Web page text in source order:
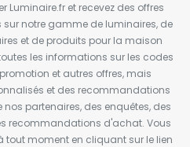
Luminaire.fr et recevez des offres
notre gamme de luminaires, de
et de produits pour la maison
les informations sur les codes
et autres offres, mais
et des recommandations
partenaires, des enquêtes, des
recommandations d'achat. Vous
tout moment en cliquant sur le lien